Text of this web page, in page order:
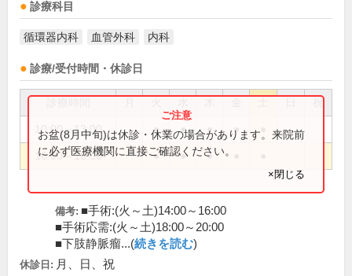
診療科目
循環器内科 血管外科 内科
診療/受付時間・休診日
祝
10:00～13:00 ● ● ● ●
16:00～18:00 ● ● ●
お盆(8月中旬)は休診・休業の場合があります。来院前
に必ず医療機関に直接ご確認ください。
×閉じる
備考: ■手術:(火～土)14:00～16:00
■手術応需:(火～土)18:00～20:00
■下肢静脈瘤...(続きを読む)
休診日: 月、日、祝